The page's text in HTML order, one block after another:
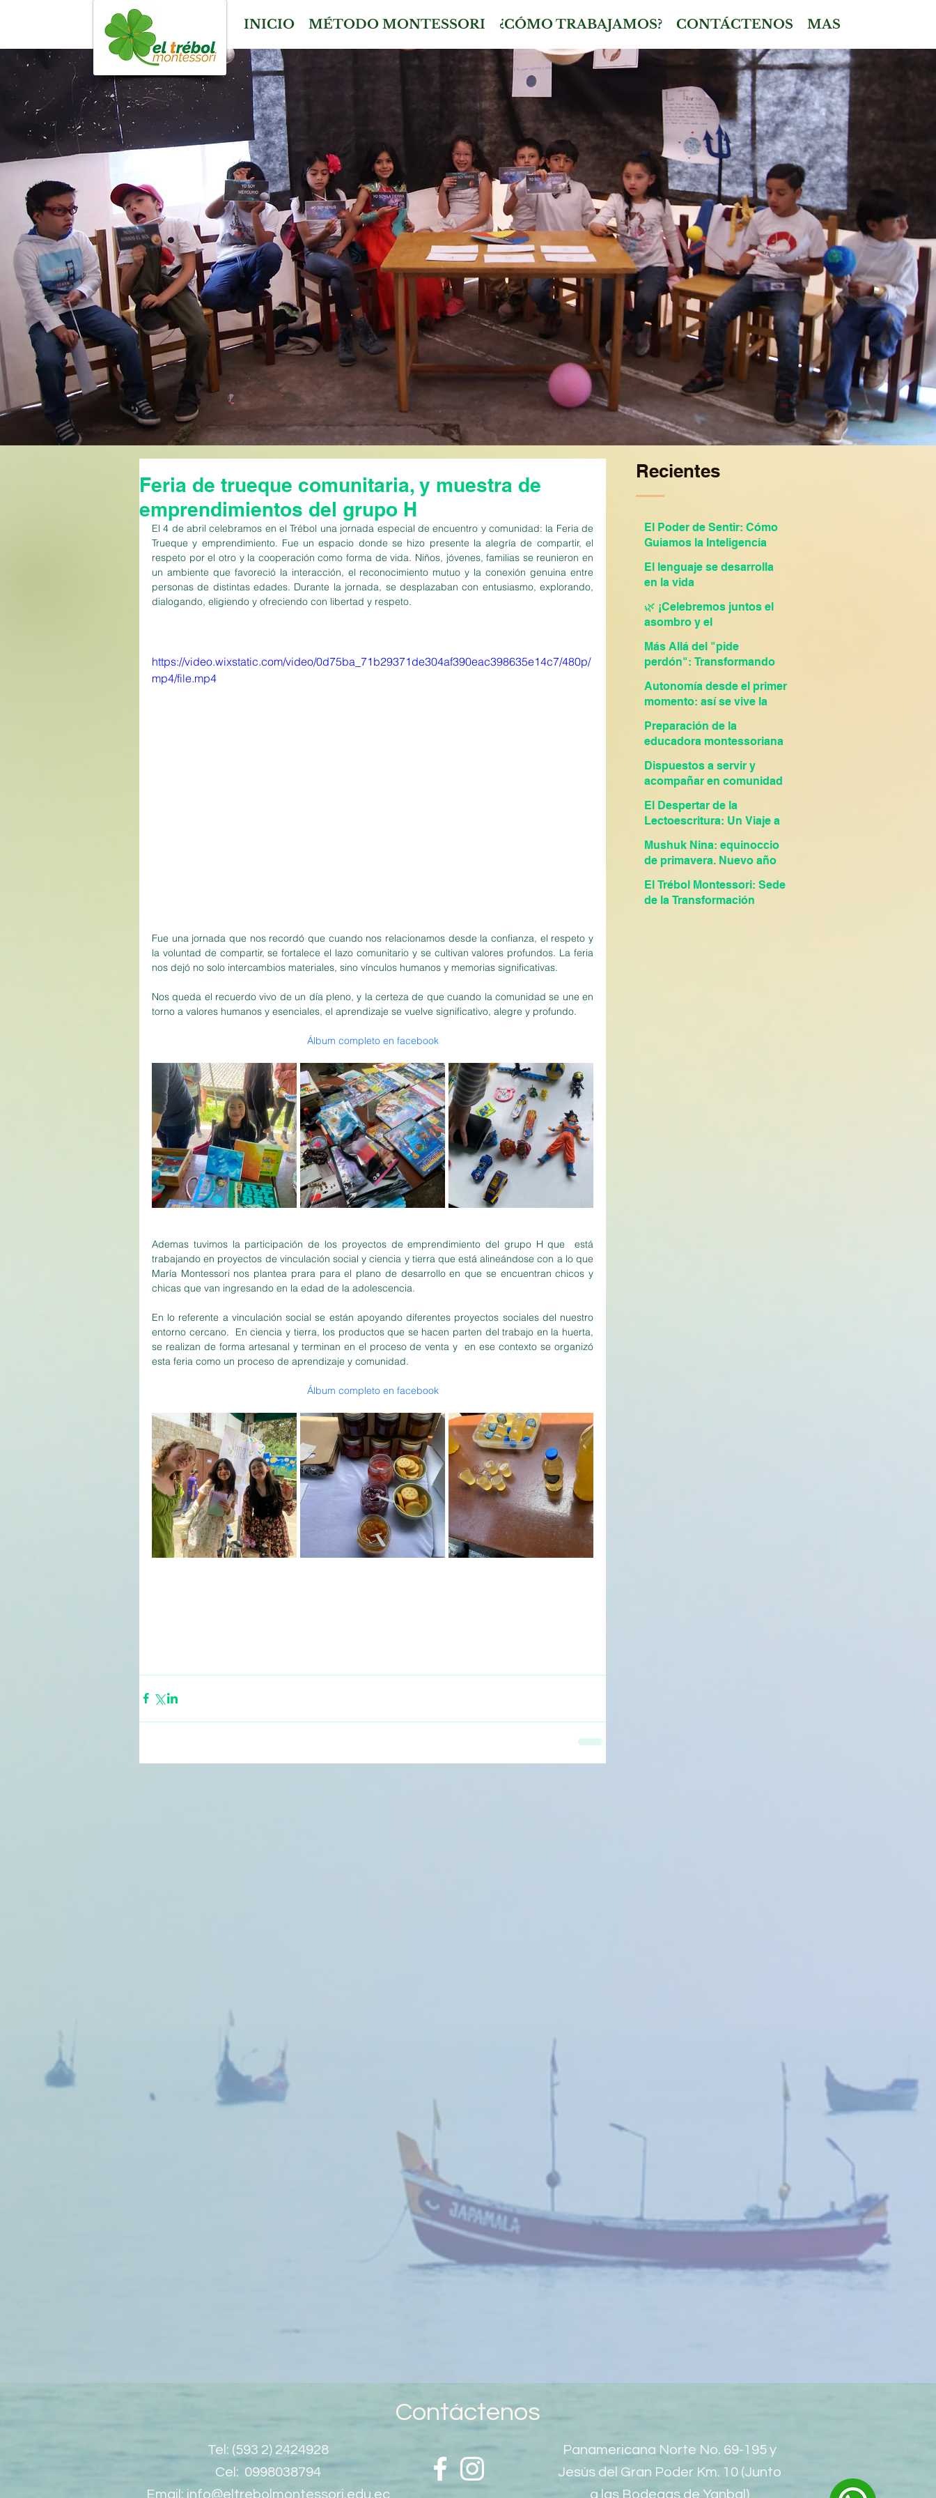
INICIO MÉTODO MONTESSORI ¿CÓMO TRABAJAMOS? CONTÁCTENOS MAS
Recientes
El Poder de Sentir: Cómo
Guiamos la Inteligencia
Montessori
El lenguaje se desarrolla
en la vida
🌿 ¡Celebremos juntos el
asombro y el
Feria de Ciencias!
Más Allá del "pide
perdón": Transformando
oportunidades de
crecimiento
Autonomía desde el primer
momento: así se vive la
en nuestra escuela
Preparación de la
educadora montessoriana
Dispuestos a servir y
acompañar en comunidad
El Despertar de la
Lectoescritura: Un Viaje a
Montessori
Mushuk Nina: equinoccio
de primavera. Nuevo año
El Trébol Montessori: Sede
de la Transformación
Feria de trueque comunitaria, y muestra de
emprendimientos del grupo H
El 4 de abril celebramos en el Trébol una jornada especial de encuentro y comunidad: la Feria de
Trueque y emprendimiento. Fue un espacio donde se hizo presente la alegría de compartir, el
respeto por el otro y la cooperación como forma de vida. Niños, jóvenes, familias se reunieron en
un ambiente que favoreció la interacción, el reconocimiento mutuo y la conexión genuina entre
personas de distintas edades. Durante la jornada, se desplazaban con entusiasmo, explorando,
dialogando, eligiendo y ofreciendo con libertad y respeto.
https://video.wixstatic.com/video/0d75ba_71b29371de304af390eac398635e14c7/480p/
mp4/file.mp4
Fue una jornada que nos recordó que cuando nos relacionamos desde la confianza, el respeto y
la voluntad de compartir, se fortalece el lazo comunitario y se cultivan valores profundos. La feria
nos dejó no solo intercambios materiales, sino vínculos humanos y memorias significativas.
Nos queda el recuerdo vivo de un día pleno, y la certeza de que cuando la comunidad se une en
torno a valores humanos y esenciales, el aprendizaje se vuelve significativo, alegre y profundo.
Álbum completo en facebook
Ademas tuvimos la participación de los proyectos de emprendimiento del grupo H que  está
trabajando en proyectos de vinculación social y ciencia y tierra que está alineándose con a lo que
María Montessori nos plantea prara para el plano de desarrollo en que se encuentran chicos y
chicas que van ingresando en la edad de la adolescencia.
En lo referente a vinculación social se están apoyando diferentes proyectos sociales del nuestro
entorno cercano.  En ciencia y tierra, los productos que se hacen parten del trabajo en la huerta,
se realizan de forma artesanal y terminan en el proceso de venta y  en ese contexto se organizó
esta feria como un proceso de aprendizaje y comunidad.
Álbum completo en facebook
Contáctenos
Tel: (593 2) 2424928
Cel: 0998038794
Email: info@eltrebolmontessori.edu.ec
Panamericana Norte No. 69-195 y
Jesús del Gran Poder Km. 10 (Junto
a las Bodegas de Yanbal)